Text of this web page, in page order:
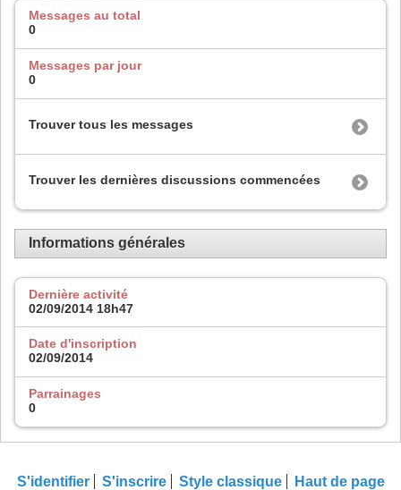
Messages au total
0
Messages par jour
0
Trouver tous les messages
Trouver les dernières discussions commencées
Informations générales
Dernière activité
02/09/2014 18h47
Date d'inscription
02/09/2014
Parrainages
0
S'identifier S'inscrire Style classique Haut de page